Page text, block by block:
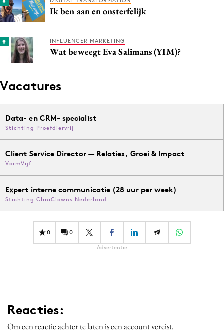
Ik ben aan en onsterfelijk
INFLUENCER MARKETING
Wat beweegt Eva Salimans (YIM)?
Vacatures
Data- en CRM- specialist
Stichting Proefdiervrij
Client Service Director — Relaties, Groei & Impact
VormVijf
Expert interne communicatie (28 uur per week)
Stichting CliniClowns Nederland
0 0
Advertentie
Reacties:
Om een reactie achter te laten is een account vereist.